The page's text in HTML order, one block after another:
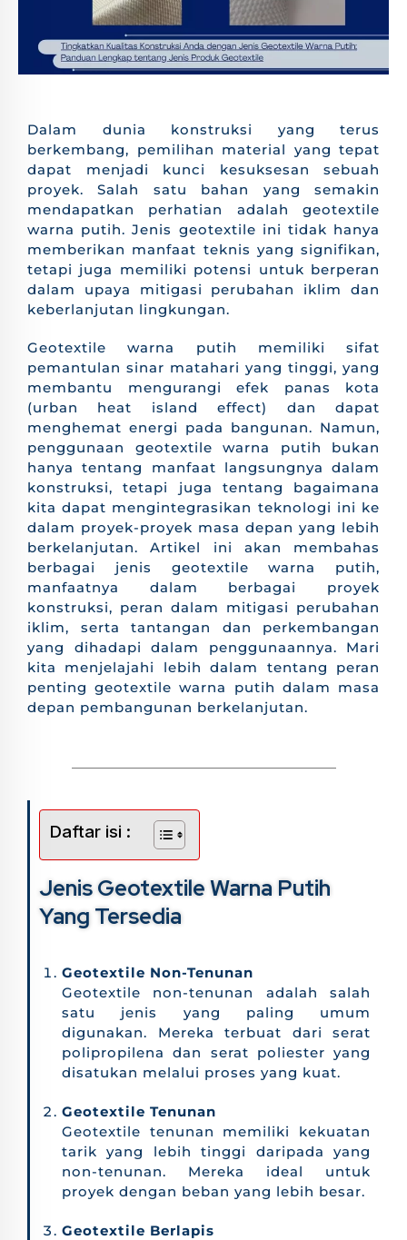
Dalam dunia konstruksi yang terus
berkembang, pemilihan material yang tepat
dapat menjadi kunci kesuksesan sebuah
proyek. Salah satu bahan yang semakin
mendapatkan perhatian adalah geotextile
warna putih. Jenis geotextile ini tidak hanya
memberikan manfaat teknis yang signifikan,
tetapi juga memiliki potensi untuk berperan
dalam upaya mitigasi perubahan iklim dan
keberlanjutan lingkungan.
Geotextile warna putih memiliki sifat
pemantulan sinar matahari yang tinggi, yang
membantu mengurangi efek panas kota
(urban heat island effect) dan dapat
menghemat energi pada bangunan. Namun,
penggunaan geotextile warna putih bukan
hanya tentang manfaat langsungnya dalam
konstruksi, tetapi juga tentang bagaimana
kita dapat mengintegrasikan teknologi ini ke
dalam proyek-proyek masa depan yang lebih
berkelanjutan. Artikel ini akan membahas
berbagai jenis geotextile warna putih,
manfaatnya dalam berbagai proyek
konstruksi, peran dalam mitigasi perubahan
iklim, serta tantangan dan perkembangan
yang dihadapi dalam penggunaannya. Mari
kita menjelajahi lebih dalam tentang peran
penting geotextile warna putih dalam masa
depan pembangunan berkelanjutan.
Daftar isi :
Jenis Geotextile Warna Putih
Yang Tersedia
Geotextile Non-Tenunan
Geotextile non-tenunan adalah salah
satu jenis yang paling umum
digunakan. Mereka terbuat dari serat
polipropilena dan serat poliester yang
disatukan melalui proses yang kuat.
Geotextile Tenunan
Geotextile tenunan memiliki kekuatan
tarik yang lebih tinggi daripada yang
non-tenunan. Mereka ideal untuk
proyek dengan beban yang lebih besar.
Geotextile Berlapis